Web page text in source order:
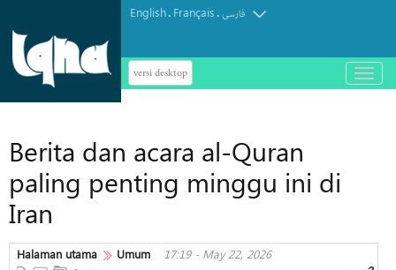
English. Français.فارسی
versi desktop
باز
و
Berita dan acara al-Quran
paling penting minggu ini di
Iran
Halaman utama Umum 17:19 - May 22, 2026